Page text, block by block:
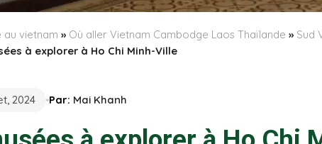
vietnam » Où aller Vietnam Cambodge Laos Thaïlande » Sud
à explorer à Ho Chi Minh-Ville
2024 Par: Mai Khanh